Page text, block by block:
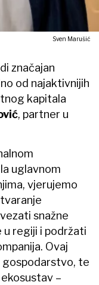
Sven Marušić
značajan
od najaktivnijih
kapitala
, partner u
uglavnom
vjerujemo
snažne
regiji i podržati
Ovaj
gospodarstvo, te
–